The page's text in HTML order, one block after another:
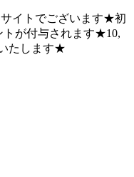
イトでございます★初
トが付与されます★10,
たします★